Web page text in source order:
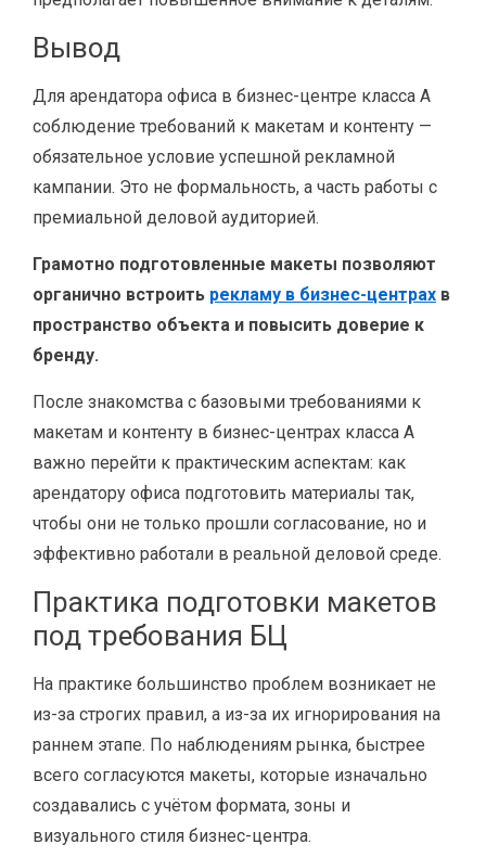
Вывод
Для арендатора офиса в бизнес-центре класса A
соблюдение требований к макетам и контенту —
обязательное условие успешной рекламной
кампании. Это не формальность, а часть работы с
премиальной деловой аудиторией.
Грамотно подготовленные макеты позволяют
органично встроить рекламу в бизнес-центрах в
пространство объекта и повысить доверие к
бренду.
После знакомства с базовыми требованиями к
макетам и контенту в бизнес-центрах класса A
важно перейти к практическим аспектам: как
арендатору офиса подготовить материалы так,
чтобы они не только прошли согласование, но и
эффективно работали в реальной деловой среде.
Практика подготовки макетов
под требования БЦ
На практике большинство проблем возникает не
из-за строгих правил, а из-за их игнорирования на
раннем этапе. По наблюдениям рынка, быстрее
всего согласуются макеты, которые изначально
создавались с учётом формата, зоны и
визуального стиля бизнес-центра.